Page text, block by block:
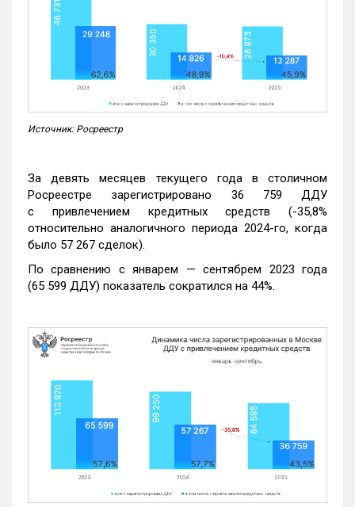
Источник: Росреестр
За девять месяцев текущего года в столичном
Росреестре зарегистрировано 36 759 ДДУ
с привлечением кредитных средств (-35,8%
относительно аналогичного периода 2024-го, когда
было 57 267 сделок).
По сравнению с январем — сентябрем 2023 года
(65 599 ДДУ) показатель сократился на 44%.